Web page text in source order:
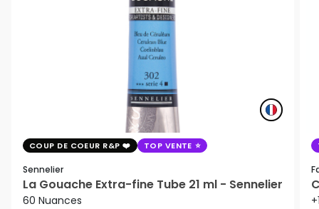
COUP DE COEUR R&P TOP VENTE
Sennelier
La Gouache Extra-fine Tube 21 ml - Sennelier
60 Nuances